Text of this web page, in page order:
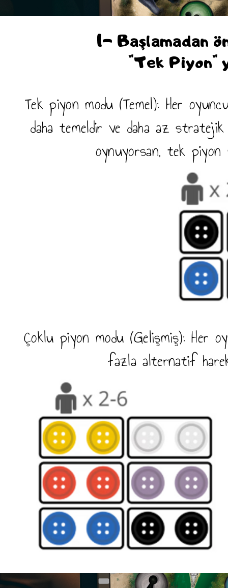
1- Başlamadan
"Tek Piyon"
Tek piyon modu (Temel): Her
daha temeldir ve daha az
oynuyorsan, tek piyon
Çoklu piyon modu (Gelişmiş): Her
fazla alternatif